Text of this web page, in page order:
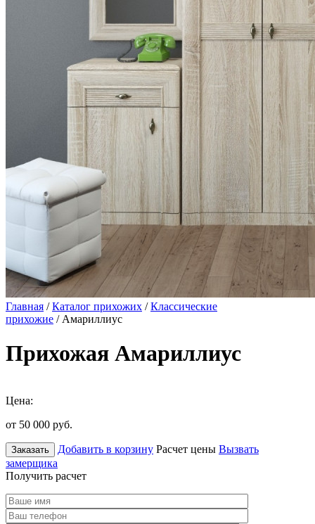
Главная /Каталог прихожих /Классические
прихожие / Амариллиус
Прихожая Амариллиус
Цена:
от 50 000 руб.
Заказать Добавить в корзину Расчет цены Вызвать
замерщика
Получить расчет